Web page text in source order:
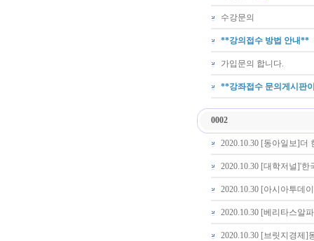
수강문의
**강의접수 방법 안내**
가입문의 합니다.
**강좌접수 문의게시판
0002
2020.10.30 [동아일보]더
2020.10.30 [대학저널]'
2020.10.30 [아시아투데
2020.10.30 [베리타스알
2020.10.30 [브릿지경제